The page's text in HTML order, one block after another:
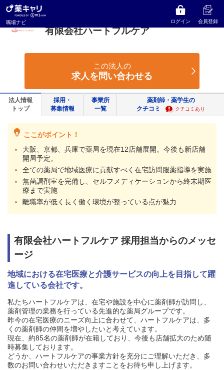
職場ナビ ログイン 会員登録
薬キャリ 職場ナビ 有限会社ハートフルケア
有限会社ハートフルケア
この法人の
求人を問い合わせる
法人情報
トップ
採用・
募集情報
事業所
一覧
薬剤師・薬学生の
クチコミ
クチコミあり
ここがポイント！
大阪、京都、兵庫で薬局を現在12店舗展開。今後も新店舗
開局予定。
全ての薬局で地域医療に貢献すべく在宅訪問服薬指導を実施
無菌調剤室を完備し、セルフメディケーションから終末期医
療まで実施
離職率が低く長く働く環境が整っている点が魅力
有限会社ハートフルケア 採用担当からのメッセ
ージ
地域における在宅医療と介護サービスの向上を目指して躍
進している会社です。
私たちハートフルケアは、在宅や施設を中心に薬剤師が訪問し、
薬剤管理の業務を行っている先進的な薬局グループです。
昨今の在宅医療のニーズ向上に合わせて、ハートフルケアは、多
くの薬剤師の仲間を増やしたいと考えています。
現在、約85名の薬剤師が在籍しており、今後も店舗拡大のため随
時募集しております。
どうか、ハートフルケアの事業方針を充分にご理解いただき、多
数のお問い合わせいただきますことをお待ち申し上げます。